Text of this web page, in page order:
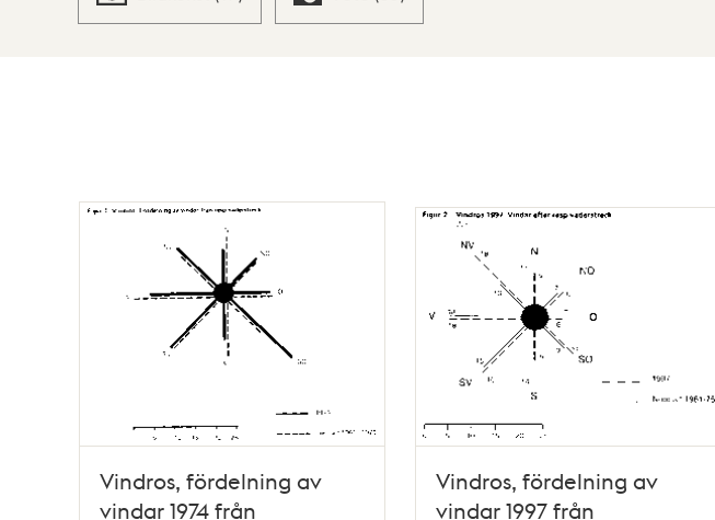
Vindros, fördelning av
vindar 1974 från
Vindros, fördelning av
vindar 1997 från